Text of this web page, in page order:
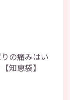
の痛みはい
知恵袋】